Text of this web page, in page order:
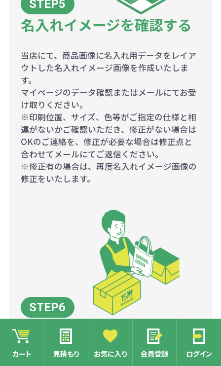
カート 見積もり お気に入り 会員登録 ログイン
名入れイメージを確認する
当店にて、商品画像に名入れ用データをレイア
ウトした名入れイメージ画像を作成いたしま
す。
マイページのデータ確認またはメールにてお受
け取りください。
※印刷位置、サイズ、色等がご指定の仕様と相
違がないかご確認いただき、修正がない場合は
OKのご連絡を、修正が必要な場合は修正点と
合わせてメールにてご返信ください。
※修正有の場合は、再度名入れイメージ画像の
修正をいたします。
入金確認及びデザイン最終
確認後、工場にて量産開始